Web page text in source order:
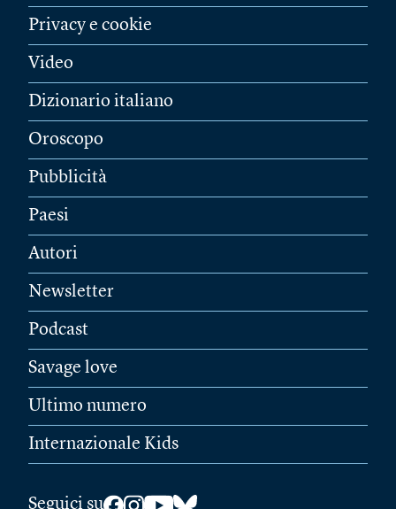
Privacy e cookie
Video
Dizionario italiano
Oroscopo
Pubblicità
Paesi
Autori
Newsletter
Podcast
Savage love
Ultimo numero
Internazionale Kids
Seguici su